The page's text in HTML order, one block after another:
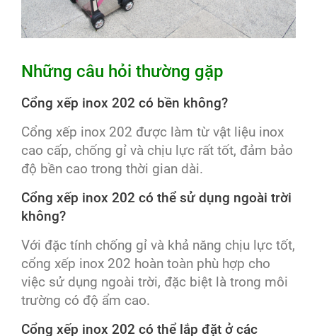
Những câu hỏi thường gặp
Cổng xếp inox 202 có bền không?
Cổng xếp inox 202 được làm từ vật liệu inox
cao cấp, chống gỉ và chịu lực rất tốt, đảm bảo
độ bền cao trong thời gian dài.
Cổng xếp inox 202 có thể sử dụng ngoài trời
không?
Với đặc tính chống gỉ và khả năng chịu lực tốt,
cổng xếp inox 202 hoàn toàn phù hợp cho
việc sử dụng ngoài trời, đặc biệt là trong môi
trường có độ ẩm cao.
Cổng xếp inox 202 có thể lắp đặt ở các